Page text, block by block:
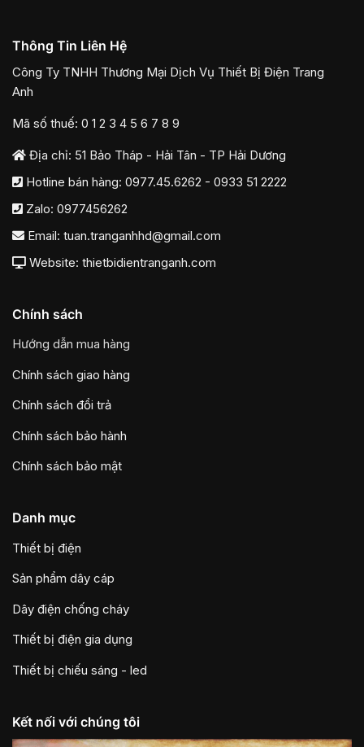
Thông Tin Liên Hệ
Công Ty TNHH Thương Mại Dịch Vụ Thiết Bị Điện Trang
Anh
Mã số thuế: 0 1 2 3 4 5 6 7 8 9
Địa chỉ: 51 Bảo Tháp - Hải Tân - TP Hải Dương
Hotline bán hàng: 0977.45.6262 - 0933 51 2222
Zalo: 0977456262
Email: tuan.tranganhhd@gmail.com
Website: thietbidientranganh.com
Chính sách
Hướng dẫn mua hàng
Chính sách giao hàng
Chính sách đổi trả
Chính sách bảo hành
Chính sách bảo mật
Danh mục
Thiết bị điện
Sản phẩm dây cáp
Dây điện chống cháy
Thiết bị điện gia dụng
Thiết bị chiếu sáng - led
Kết nối với chúng tôi